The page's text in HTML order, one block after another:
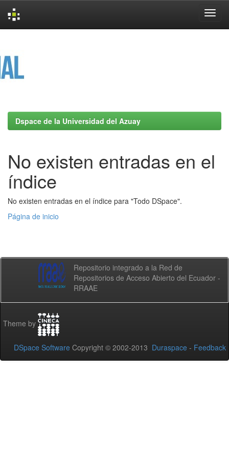
Dspace de la Universidad del Azuay
No existen entradas en el
índice
No existen entradas en el índice para "Todo DSpace".
Página de inicio
Repositorio integrado a la Red de
Repositorios de Acceso Abierto del Ecuador -
RRAAE
Theme by
DSpace Software Copyright © 2002-2013 Duraspace - Feedback